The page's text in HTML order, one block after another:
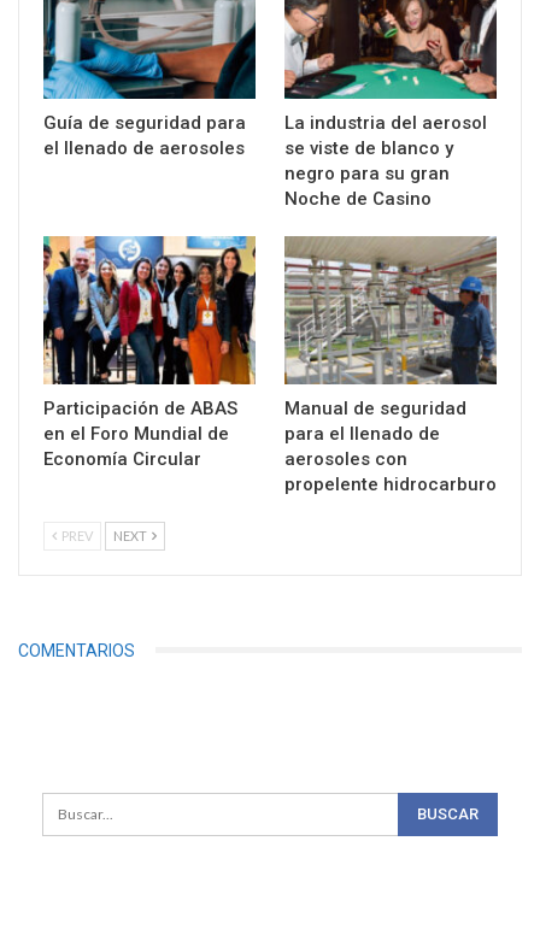
Guía de seguridad para
el llenado de aerosoles
La industria del aerosol
se viste de blanco y
negro para su gran
Noche de Casino
Participación de ABAS
en el Foro Mundial de
Economía Circular
Manual de seguridad
para el llenado de
aerosoles con
propelente hidrocarburo
PREV NEXT
COMENTARIOS